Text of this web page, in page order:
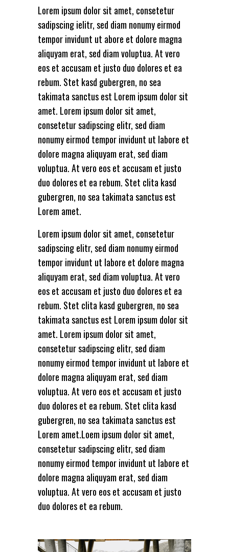
Lorem ipsum dolor sit amet, consetetur
sadipscing ielitr, sed diam nonumy eirmod
tempor invidunt ut abore et dolore magna
aliquyam erat, sed diam voluptua. At vero
eos et accusam et justo duo dolores et ea
rebum. Stet kasd gubergren, no sea
takimata sanctus est Lorem ipsum dolor sit
amet. Lorem ipsum dolor sit amet,
consetetur sadipscing elitr, sed diam
nonumy eirmod tempor invidunt ut labore et
dolore magna aliquyam erat, sed diam
voluptua. At vero eos et accusam et justo
duo dolores et ea rebum. Stet clita kasd
gubergren, no sea takimata sanctus est
Lorem amet.
Lorem ipsum dolor sit amet, consetetur
sadipscing elitr, sed diam nonumy eirmod
tempor invidunt ut labore et dolore magna
aliquyam erat, sed diam voluptua. At vero
eos et accusam et justo duo dolores et ea
rebum. Stet clita kasd gubergren, no sea
takimata sanctus est Lorem ipsum dolor sit
amet. Lorem ipsum dolor sit amet,
consetetur sadipscing elitr, sed diam
nonumy eirmod tempor invidunt ut labore et
dolore magna aliquyam erat, sed diam
voluptua. At vero eos et accusam et justo
duo dolores et ea rebum. Stet clita kasd
gubergren, no sea takimata sanctus est
Lorem amet.Loem ipsum dolor sit amet,
consetetur sadipscing elitr, sed diam
nonumy eirmod tempor invidunt ut labore et
dolore magna aliquyam erat, sed diam
voluptua. At vero eos et accusam et justo
duo dolores et ea rebum.